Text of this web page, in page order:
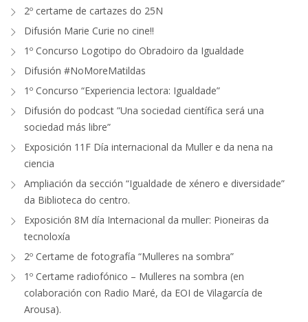
2º certame de cartazes do 25N
Difusión Marie Curie no cine!!
1º Concurso Logotipo do Obradoiro da Igualdade
Difusión #NoMoreMatildas
1º Concurso “Experiencia lectora: Igualdade”
Difusión do podcast ”Una sociedad científica será una
sociedad más libre”
Exposición 11F Día internacional da Muller e da nena na
ciencia
Ampliación da sección “Igualdade de xénero e diversidade”
da Biblioteca do centro.
Exposición 8M día Internacional da muller: Pioneiras da
tecnoloxía
2º Certame de fotografía “Mulleres na sombra”
1º Certame radiofónico – Mulleres na sombra (en
colaboración con Radio Maré, da EOI de Vilagarcía de
Arousa).